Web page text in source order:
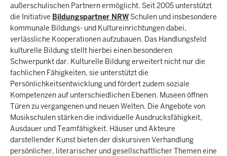
außerschulischen Partnern ermöglicht. Seit 2005 unterstützt
die Initiative Bildungspartner NRW Schulen und insbesondere
kommunale Bildungs- und Kultureinrichtungen dabei,
verlässliche Kooperationen aufzubauen. Das Handlungsfeld
kulturelle Bildung stellt hierbei einen besonderen
Schwerpunkt dar. Kulturelle Bildung erweitert nicht nur die
fachlichen Fähigkeiten, sie unterstützt die
Persönlichkeitsentwicklung und fördert zudem soziale
Kompetenzen auf unterschiedlichen Ebenen. Museen öffnen
Türen zu vergangenen und neuen Welten. Die Angebote von
Musikschulen stärken die individuelle Ausdrucksfähigkeit,
Ausdauer und Teamfähigkeit. Häuser und Akteure
darstellender Kunst bieten der diskursiven Verhandlung
persönlicher, literarischer und gesellschaftlicher Themen eine